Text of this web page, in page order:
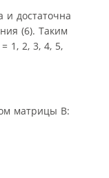
и достаточна
(6). Таким
= 1, 2, 3, 4, 5,
матрицы B: